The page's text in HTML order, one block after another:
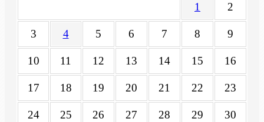
1 2
3 4 5 6 7 8 9
10 11 12 13 14 15 16
17 18 19 20 21 22 23
24 25 26 27 28 29 30